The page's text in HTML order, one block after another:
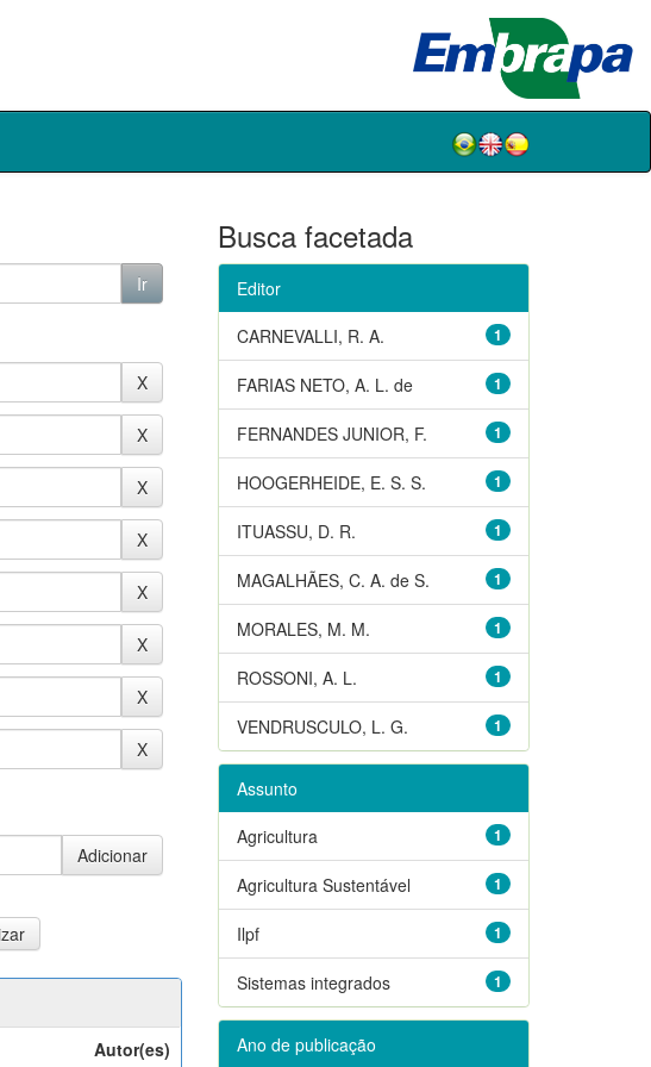
Autor(es)
Busca facetada
Editor
1
CARNEVALLI, R. A.
1
FARIAS NETO, A. L. de
1
FERNANDES JUNIOR, F.
1
HOOGERHEIDE, E. S. S.
1
ITUASSU, D. R.
1
MAGALHÃES, C. A. de S.
1
MORALES, M. M.
1
ROSSONI, A. L.
1
VENDRUSCULO, L. G.
Assunto
1
Agricultura
1
Agricultura Sustentável
1
Ilpf
1
Sistemas integrados
Ano de publicação